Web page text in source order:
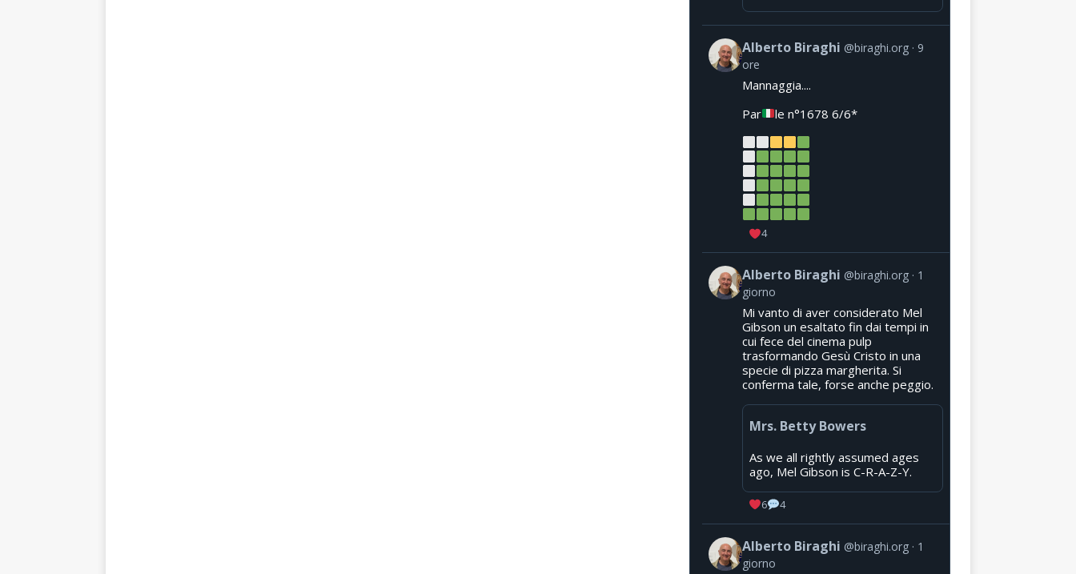
Alberto Biraghi @biraghi.org
9
ore
Mannaggia....
Par
le n°1678 6/6*
4
Alberto Biraghi @biraghi.org
1
giorno
Mi vanto di aver considerato Mel
Gibson un esaltato fin dai tempi in
cui fece del cinema pulp
trasformando Gesù Cristo in una
specie di pizza margherita. Si
conferma tale, forse anche peggio.
Mrs. Betty Bowers
As we all rightly assumed ages
ago, Mel Gibson is C-R-A-Z-Y.
6 4
Alberto Biraghi @biraghi.org
1
giorno